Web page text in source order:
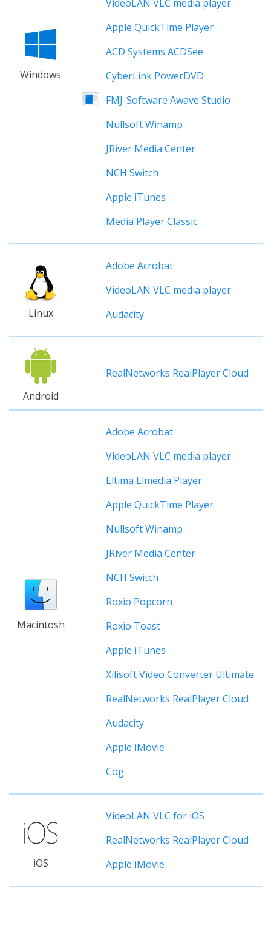
Windows
VideoLAN VLC media player
Apple QuickTime Player
ACD Systems ACDSee
CyberLink PowerDVD
FMJ-Software Awave Studio
Nullsoft Winamp
JRiver Media Center
NCH Switch
Apple iTunes
Media Player Classic
Linux
Adobe Acrobat
VideoLAN VLC media player
Audacity
Android
RealNetworks RealPlayer Cloud
Macintosh
Adobe Acrobat
VideoLAN VLC media player
Eltima Elmedia Player
Apple QuickTime Player
Nullsoft Winamp
JRiver Media Center
NCH Switch
Roxio Popcorn
Roxio Toast
Apple iTunes
Xilisoft Video Converter Ultimate
RealNetworks RealPlayer Cloud
Audacity
Apple iMovie
Cog
iOS
VideoLAN VLC for iOS
RealNetworks RealPlayer Cloud
Apple iMovie